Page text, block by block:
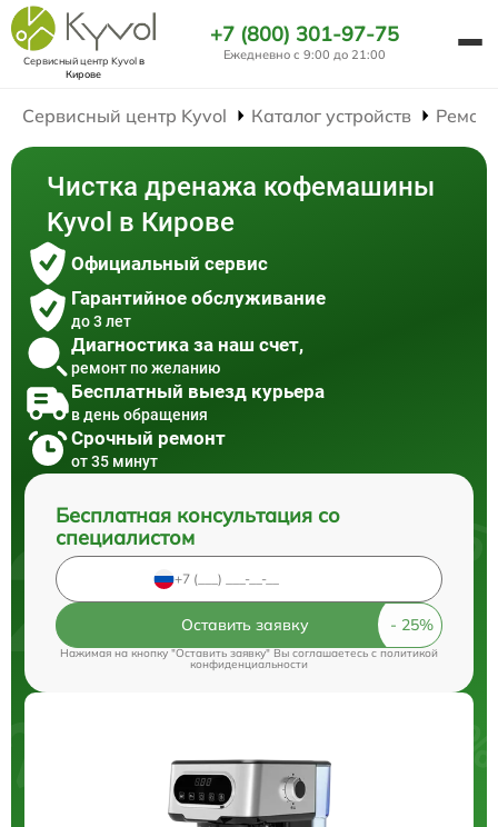
Сервисный центр Kyvolв
Кирове
+7 (800) 301-97-75
Ежедневно с 9:00 до 21:00
Сервисный центр Kyvol Каталог устройств
Чистка дренажа кофемашины
Kyvol в Кирове
Официальный сервис
Гарантийное обслуживание
до 3 лет
Диагностика за наш счет,
ремонт по желанию
Бесплатный выезд курьера
в день обращения
Срочный ремонт
от 35 минут
Бесплатная консультация со
специалистом
Оставить заявку
Нажимая на кнопку "Оставить заявку" Вы соглашаетесь cполитикой
конфиденциальности